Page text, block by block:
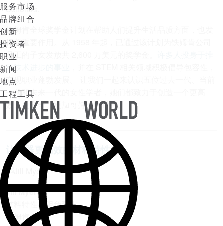
服务市场
品牌组合
创新
投资者
职业
新闻
地点
工程工具
TIMKEN
WORLD
铁姆肯全球奖学金计划在帮助人们提升生活品质方面，也发
挥着重要作用。从 1958 年起，已通过该计划为铁姆肯公司
员工的子女发放共 2,600 万美元的奖学金。
动技术进步的事业
实现职业蓬勃发展。 让我们一起来认识五位过去一代、当前
一代和未来一代的女性学者，她们都致力于创造一个更高
效、更安全、更加可持续的世界。
让机器更高效的材料特性
Jill Myers
材料特性小组负责人
铁姆肯公司